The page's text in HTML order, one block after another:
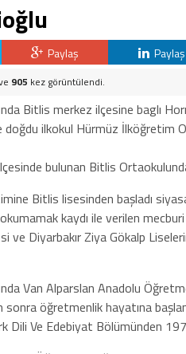
Paylaş Paylaş
905 kez görüntülendi.
Bitlis merkez ilçesine baglı
doğdu ilkokul Hürmüz İlköğretim
bulunan Bitlis
Bitlis lisesinden başladı
kaydı ile verilen
ve Diyarbakır Ziya Gökalp
Van Alparslan Anadolu
öğretmenlik hayatına
Dili Ve Edebiyat Bölümünden